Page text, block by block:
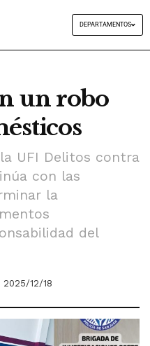
DEPARTAMENTOS
un robo
UFI Delitos contra
con las
la
del
2025/12/18